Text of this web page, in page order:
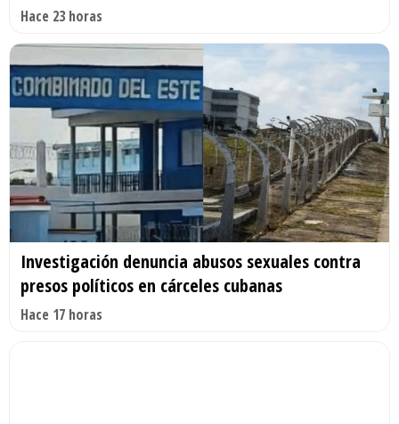
Hace 23 horas
Investigación denuncia abusos sexuales contra
presos políticos en cárceles cubanas
Hace 17 horas